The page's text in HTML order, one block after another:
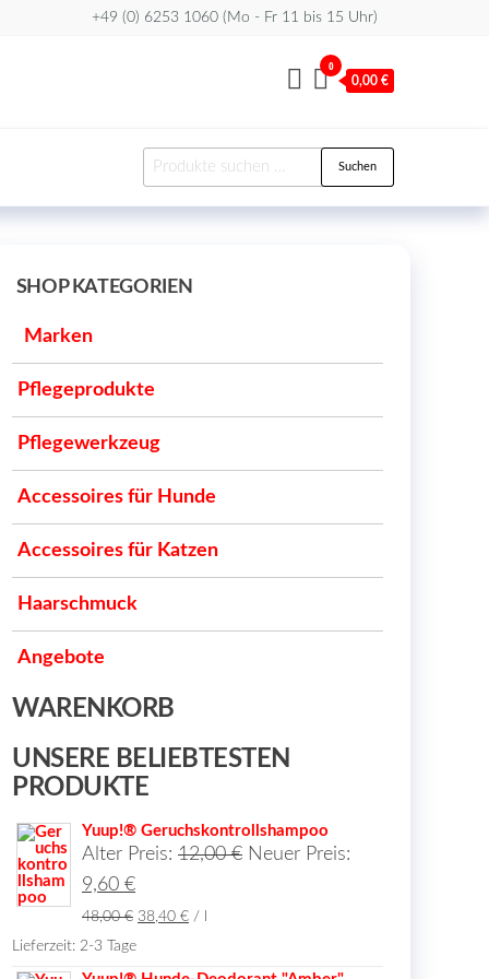
+49 (0) 6253 1060 (Mo - Fr 11 bis 15 Uhr)
0
0,00 €
Suchen
nach:
Suchen
SHOP KATEGORIEN
Marken
Pflegeprodukte
Pflegewerkzeug
Accessoires für Hunde
Accessoires für Katzen
Haarschmuck
Angebote
WARENKORB
UNSERE BELIEBTESTEN
PRODUKTE
Yuup!® Geruchskontrollshampoo
Alter Preis: 12,00€ Ursprünglicher
Neuer Preis:
9,60 €Aktueller
Preis
ist:
48,00€ 38,40 € /
Lieferzeit: 2-3 Tage